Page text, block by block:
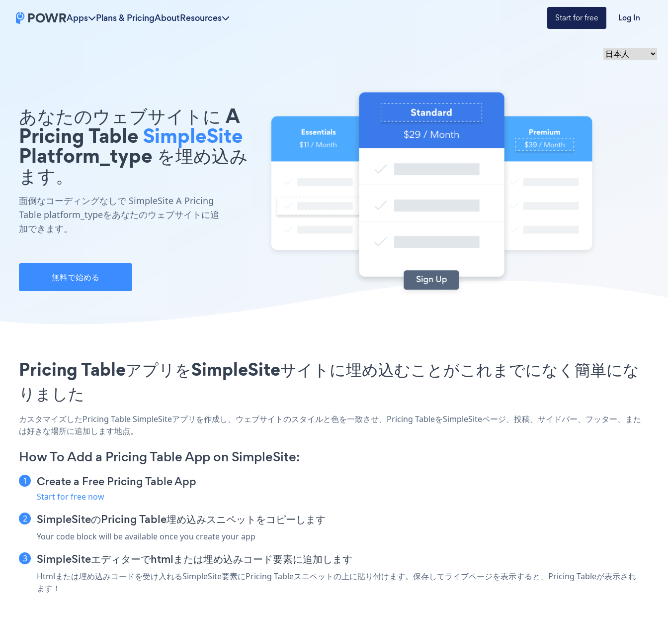
Apps Plans & PricingAboutResources Start for free Log In
あなたのウェブサイトに A
Pricing TableSimpleSite
Platform_type を埋め込み
ます。
面倒なコーディングなしで SimpleSite A Pricing
Table platform_typeをあなたのウェブサイトに追
加できます。
無料で始める
Pricing TableアプリをSimpleSiteサイトに埋め込むことがこれまでになく簡単にな
りました
カスタマイズしたPricing Table SimpleSiteアプリを作成し、ウェブサイトのスタイルと色を一致させ、Pricing TableをSimpleSiteページ、投稿、サイドバー、フッター、また
は好きな場所に追加します地点。
How To Add a Pricing Table App on SimpleSite:
Create a Free Pricing Table App
Start for free now
SimpleSiteのPricing Table埋め込みスニペットをコピーします
Your code block will be available once you create your app
SimpleSiteエディターでhtmlまたは埋め込みコード要素に追加します
Htmlまたは埋め込みコードを受け入れるSimpleSite要素にPricing Tableスニペットの上に貼り付けます。保存してライブページを表示すると、Pricing Tableが表示され
ます！